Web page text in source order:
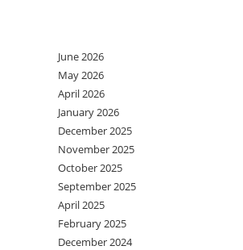
June 2026
May 2026
April 2026
January 2026
December 2025
November 2025
October 2025
September 2025
April 2025
February 2025
December 2024